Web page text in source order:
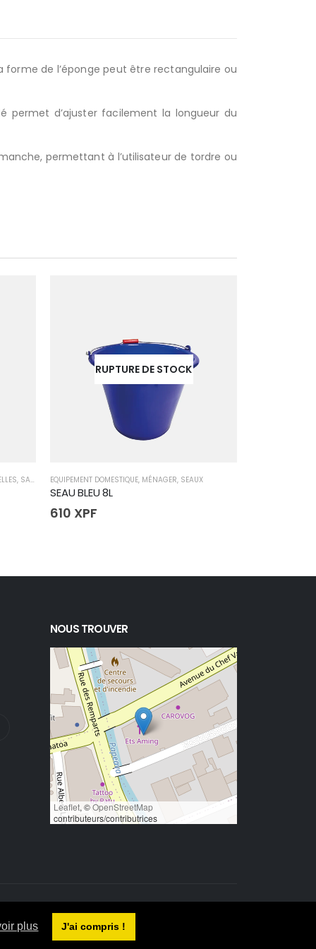
plus J'ai compris !
forme de l’éponge peut être rectangulaire ou
permet d’ajuster facilement la longueur du
permettant à l’utilisateur de tordre ou
, SACS POUBELLE
RUPTURE DE STOCK
EQUIPEMENT DOMESTIQUE, MÉNAGER, SEAUX
SEAU BLEU 8L
610 XPF
NOUS TROUVER
Leaflet, ©OpenStreetMap
contributeurs/contributrices